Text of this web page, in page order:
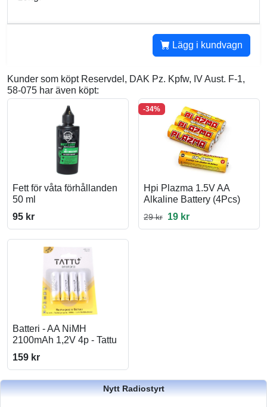
Lägg i kundvagn
Kunder som köpt Reservdel, DAK Pz. Kpfw, IV Aust. F-1,
58-075 har även köpt:
Fett för våta förhållanden
50 ml
95 kr
-34%
Hpi Plazma 1.5V AA
Alkaline Battery (4Pcs)
29 kr 19 kr
Batteri - AA NiMH
2100mAh 1,2V 4p - Tattu
159 kr
Nytt Radiostyrt